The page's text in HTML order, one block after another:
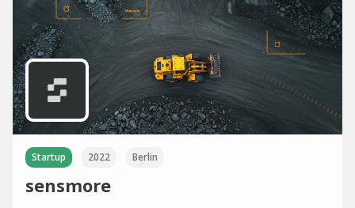
Startup 2022 Berlin
sensmore